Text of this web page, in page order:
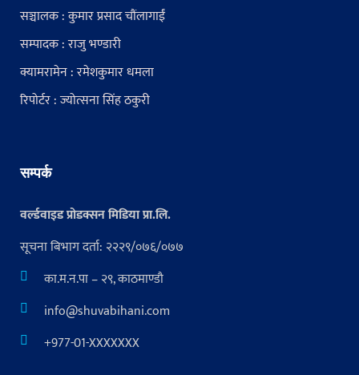
सञ्चालक : कुमार प्रसाद चौंलागाईं
सम्पादक : राजु भण्डारी
क्यामरामेन : रमेशकुमार धमला
रिपोर्टर : ज्योत्सना सिंह ठकुरी
सम्पर्क
वर्ल्डवाइड प्रोडक्सन मिडिया प्रा.लि.
सूचना बिभाग दर्ता: २२२९/०७६/०७७
का.म.न.पा – २९, काठमाण्डौ
info@shuvabihani.com
+977-01-XXXXXXX